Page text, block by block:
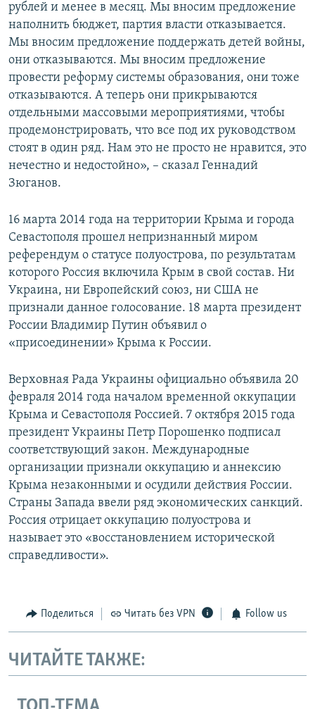
рублей и менее в месяц. Мы вносим предложение
наполнить бюджет, партия власти отказывается.
Мы вносим предложение поддержать детей войны,
они отказываются. Мы вносим предложение
провести реформу системы образования, они тоже
отказываются. А теперь они прикрываются
отдельными массовыми мероприятиями, чтобы
продемонстрировать, что все под их руководством
стоят в один ряд. Нам это не просто не нравится, это
нечестно и недостойно», – сказал Геннадий
Зюганов.
16 марта 2014 года на территории Крыма и города
Севастополя прошел непризнанный миром
референдум о статусе полуострова, по результатам
которого Россия включила Крым в свой состав. Ни
Украина, ни Европейский союз, ни США не
признали данное голосование. 18 марта президент
России Владимир Путин объявил о
«присоединении» Крыма к России.
Верховная Рада Украины официально объявила 20
февраля 2014 года началом временной оккупации
Крыма и Севастополя Россией. 7 октября 2015 года
президент Украины Петр Порошенко подписал
соответствующий закон. Международные
организации признали оккупацию и аннексию
Крыма незаконными и осудили действия России.
Страны Запада ввели ряд экономических санкций.
Россия отрицает оккупацию полуострова и
называет это «восстановлением исторической
справедливости».
Поделиться Читать без VPN Follow us
ЧИТАЙТЕ ТАКЖЕ: